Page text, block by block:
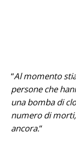
“Al momento
persone che
una bomba di
numero di
ancora.“